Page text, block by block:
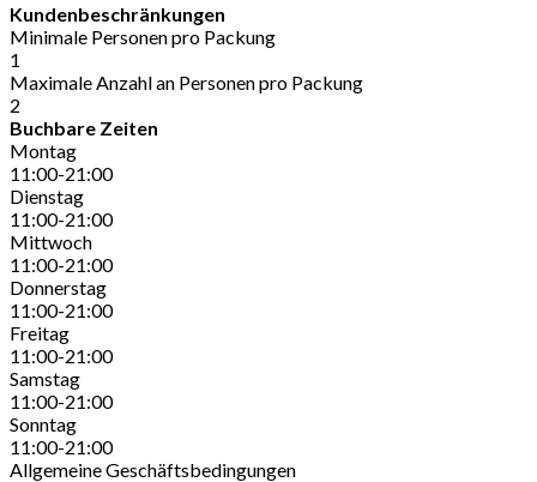
Kundenbeschränkungen
Minimale Personen pro Packung
1
Maximale Anzahl an Personen pro Packung
2
Buchbare Zeiten
Montag
11:00-21:00
Dienstag
11:00-21:00
Mittwoch
11:00-21:00
Donnerstag
11:00-21:00
Freitag
11:00-21:00
Samstag
11:00-21:00
Sonntag
11:00-21:00
Allgemeine Geschäftsbedingungen